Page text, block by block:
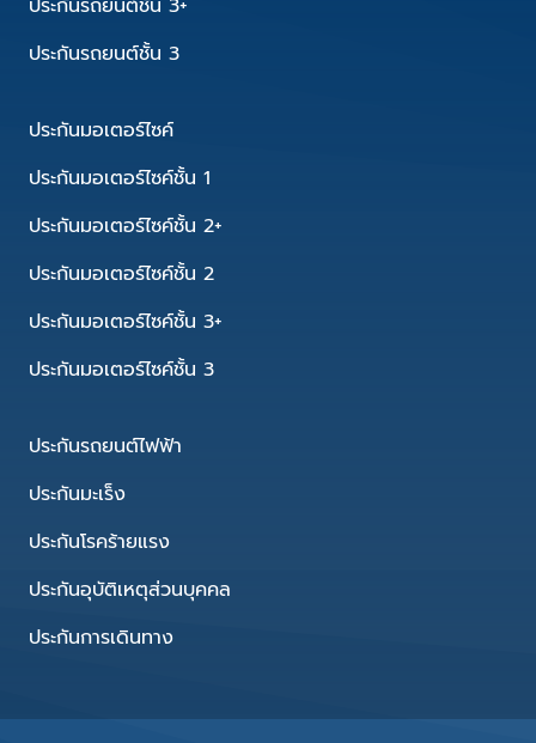
ประกันรถยนต์ชั้น 3+
ประกันรถยนต์ชั้น 3
ประกันมอเตอร์ไซค์
ประกันมอเตอร์ไซค์ชั้น 1
ประกันมอเตอร์ไซค์ชั้น 2+
ประกันมอเตอร์ไซค์ชั้น 2
ประกันมอเตอร์ไซค์ชั้น 3+
ประกันมอเตอร์ไซค์ชั้น 3
ประกันรถยนต์ไฟฟ้า
ประกันมะเร็ง
ประกันโรคร้ายแรง
ประกันอุบัติเหตุส่วนบุคคล
ประกันการเดินทาง